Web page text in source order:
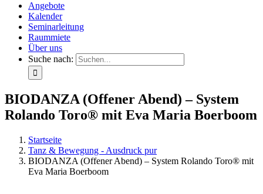
Angebote
Kalender
Seminarleitung
Raummiete
Über uns
Suche nach:
BIODANZA (Offener Abend) – System
Rolando Toro® mit Eva Maria Boerboom
Startseite
Tanz & Bewegung - Ausdruck pur
BIODANZA (Offener Abend) – System Rolando Toro® mit
Eva Maria Boerboom